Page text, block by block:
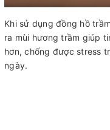
Khi sử dụng đồng hồ
ra mùi hương trầm giúp
hơn, chống được stress
ngày.